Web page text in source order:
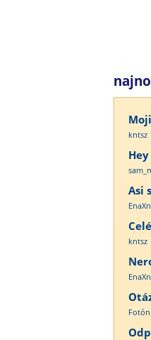
kntsz
Asi
kntsz
Fotón